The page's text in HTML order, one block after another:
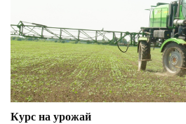
Курс на урожай